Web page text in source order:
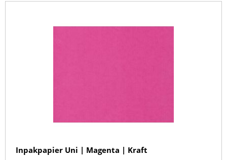
Inpakpapier Uni | Magenta | Kraft